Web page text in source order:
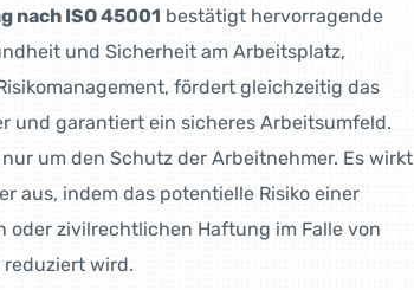
nach ISO 45001 bestätigt hervorragende
und Sicherheit am Arbeitsplatz,
fördert gleichzeitig das
und garantiert ein sicheres Arbeitsumfeld.
um den Schutz der Arbeitnehmer. Es wirkt
aus, indem das potentielle Risiko einer
zivilrechtlichen Haftung im Falle von
wird.